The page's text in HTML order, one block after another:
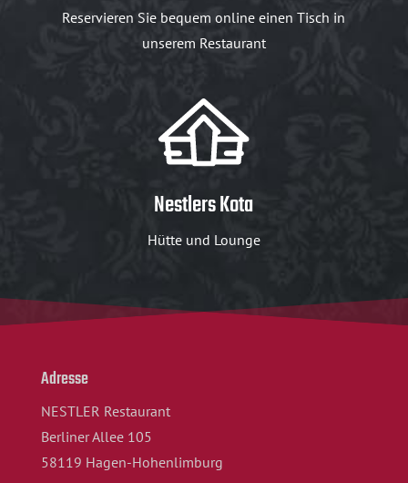
Reservieren Sie bequem online einen Tisch in
unserem Restaurant
Nestlers Kota
Hütte und Lounge
Adresse
NESTLER Restaurant
Berliner Allee 105
58119 Hagen-Hohenlimburg